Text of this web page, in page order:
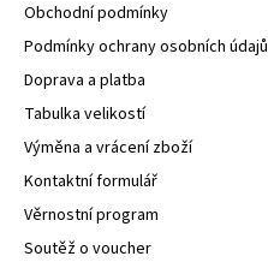
Obchodní podmínky
Podmínky ochrany osobních údajů
Doprava a platba
Tabulka velikostí
Výměna a vrácení zboží
Kontaktní formulář
Věrnostní program
Soutěž o voucher